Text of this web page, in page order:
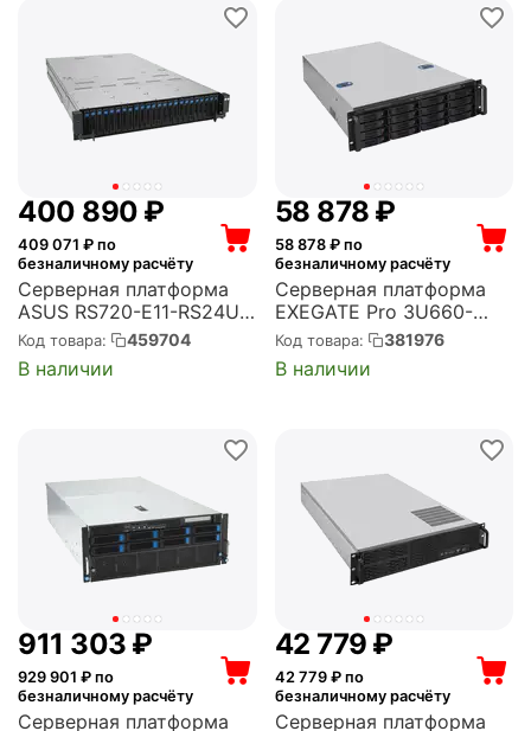
400 890 ₽
409 071 ₽ по
безналичному расчёту
Серверная платформа
ASUS RS720-E11-RS24U
/WOCPU/WOM/GWOG/Z/2
6R2/WOS/WOA/WON/WO
M/WONCRD/WORCRD/EU
Код товара: 459704
В наличии
58 878 ₽
58 878₽ по
безналичному расчёту
Серверная платформа
EXEGATE Pro 3U660-
HS16 RM 19", высота 3U,
глубина 660, Redundant
БП 2x550W, 16xHotSwap,
Код товара: 381976
В наличии
911 303 ₽
929 901 ₽ по
безналичному расчёту
Серверная платформа
42 779 ₽
42 779₽ по
безналичному расчёту
Серверная платформа